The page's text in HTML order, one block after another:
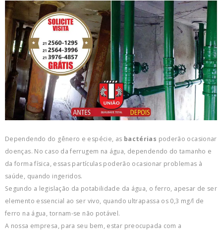
Dependendo do gênero e espécie, as bactérias poderão ocasionar
doenças. No caso da ferrugem na água, dependendo do tamanho e
da forma física, essas partículas poderão ocasionar problemas à
saúde, quando ingeridos.
Segundo a legislação da potabilidade da água, o ferro, apesar de ser
elemento essencial ao ser vivo, quando ultrapassa os 0,3 mg/l de
ferro na água, tornam-se não potável.
A nossa empresa, para seu bem, estar preocupada com a